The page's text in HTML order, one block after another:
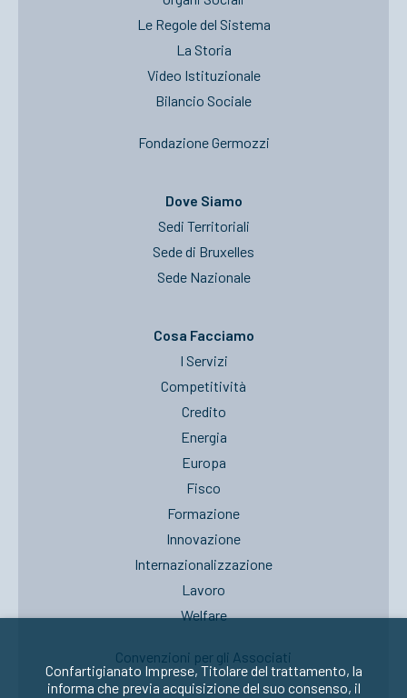
Le Regole del Sistema
La Storia
Video Istituzionale
Bilancio Sociale
Fondazione Germozzi
Dove Siamo
Sedi Territoriali
Sede di Bruxelles
Sede Nazionale
Cosa Facciamo
I Servizi
Competitività
Credito
Energia
Europa
Fisco
Formazione
Innovazione
Internazionalizzazione
Lavoro
Welfare
Convenzioni per gli Associati
Confartigianato Imprese, Titolare del trattamento, la
informa che previa acquisizione del suo consenso, il